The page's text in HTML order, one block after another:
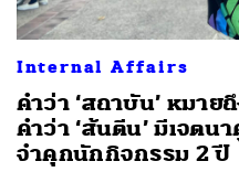
Internal Affairs
คำว่า ‘สถาบัน’ หมาย
คำว่า ‘ส้นตีน’ มีเจตน
จำคุกนักกิจกรรม 2 ปี
ค้นหา
SHARE TWEET